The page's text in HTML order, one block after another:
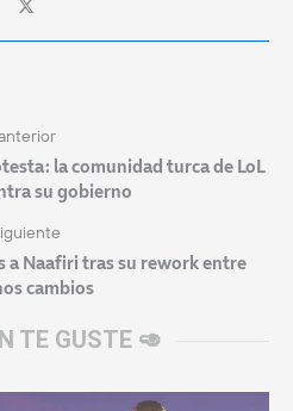
anterior
la comunidad turca de LoL
su gobierno
a Naafiri tras su rework entre
cambios
TE GUSTE 🥑